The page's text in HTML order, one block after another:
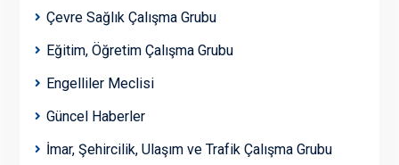
Çevre Sağlık Çalışma Grubu
Eğitim, Öğretim Çalışma Grubu
Engelliler Meclisi
Güncel Haberler
İmar, Şehircilik, Ulaşım ve Trafik Çalışma Grubu